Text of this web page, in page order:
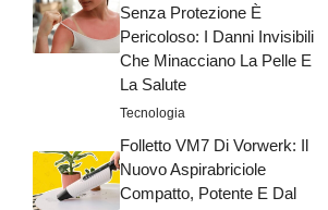
Senza Protezione È
Pericoloso: I Danni Invisibili
Che Minacciano La Pelle E
La Salute
Tecnologia
Folletto VM7 Di Vorwerk: Il
Nuovo Aspirabriciole
Compatto, Potente E Dal